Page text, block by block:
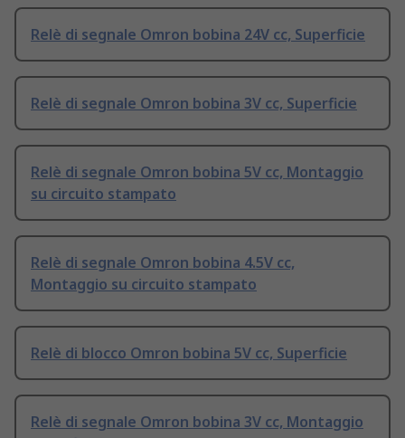
Relè di segnale Omron bobina 24V cc, Superficie
Relè di segnale Omron bobina 3V cc, Superficie
Relè di segnale Omron bobina 5V cc, Montaggio
su circuito stampato
Relè di segnale Omron bobina 4.5V cc,
Montaggio su circuito stampato
Relè di blocco Omron bobina 5V cc, Superficie
Relè di segnale Omron bobina 3V cc, Montaggio